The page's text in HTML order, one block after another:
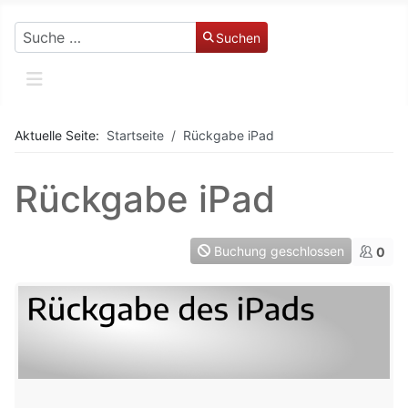
Suchen Suchen
Aktuelle Seite: Startseite Rückgabe iPad
Rückgabe iPad
Buchung geschlossen 0